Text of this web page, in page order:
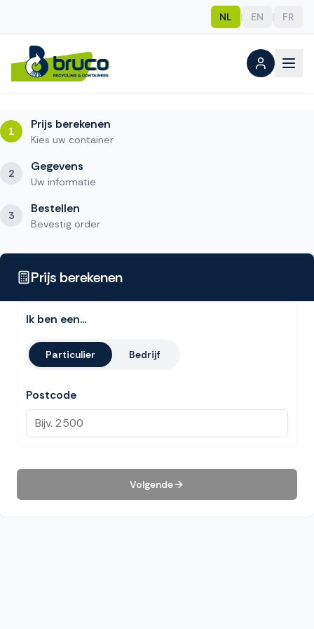
NL | EN | FR
1 Prijs berekenen
Kies uw container
2 Gegevens
Uw informatie
3 Bestellen
Bevestig order
Prijs berekenen
Ik ben een...
Particulier Bedrijf
Postcode
Volgende